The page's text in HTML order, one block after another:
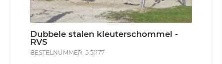
Dubbele stalen kleuterschommel -
RVS
BESTELNUMMER: 5.51177